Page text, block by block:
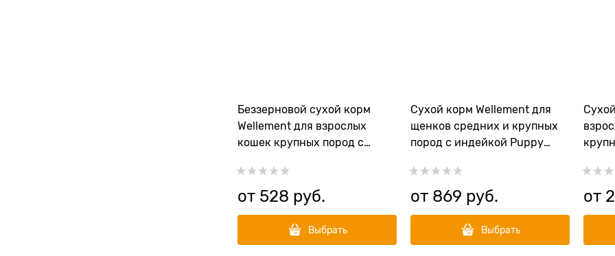
Беззерновой сухой корм
Wellement для взрослых
кошек крупных пород с
Breed Cat Turkey with Rabbit
от 528 руб.
Выбрать
Сухой корм Wellement для
щенков средних и крупных
пород с индейкой Puppy
от 869 руб.
Выбрать
Breed
от